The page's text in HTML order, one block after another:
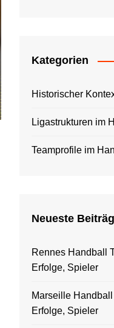
Kategorien
Historischer
Ligastrukturen im
Teamprofile im
Neueste
Rennes Handball
Erfolge, Spieler
Marseille
Erfolge, Spieler